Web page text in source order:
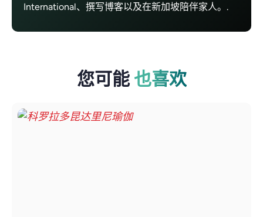
International、撰写博客以及在新加坡陪伴家人。.
您可能 也喜欢